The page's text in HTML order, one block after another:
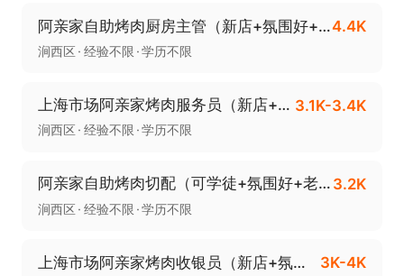
阿亲家自助烤肉厨房主管（新店+氛围好+老板好）4.4K
涧西区 经验不限 学历不限
上海市场阿亲家烤肉服务员（新店+管吃+老板好） 3.1K-3.4K
涧西区 经验不限 学历不限
阿亲家自助烤肉切配（可学徒+氛围好+老板好） 3.2K
涧西区 经验不限 学历不限
上海市场阿亲家烤肉收银员（新店+氛围好+老板好） 3K-4K